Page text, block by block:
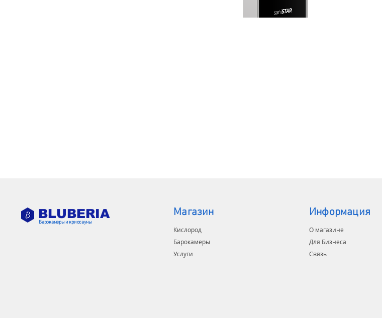
BLUBERIA
Барокамеры и криосауны
Магазин
Кислород
Барокамеры
Услуги
Информация
О магазине
Для Бизнеса
Связь